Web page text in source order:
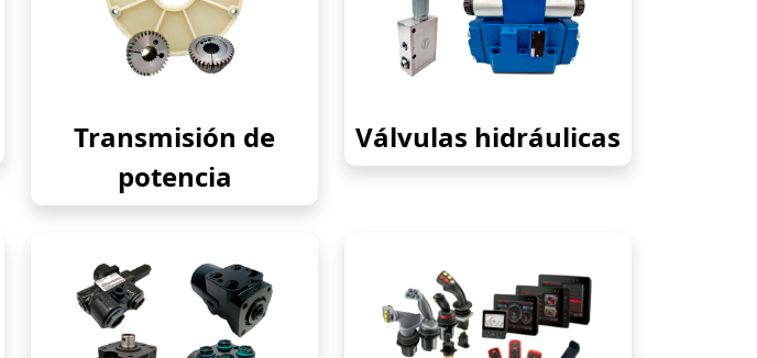
Transmisión de
potencia
Válvulas hidráulicas